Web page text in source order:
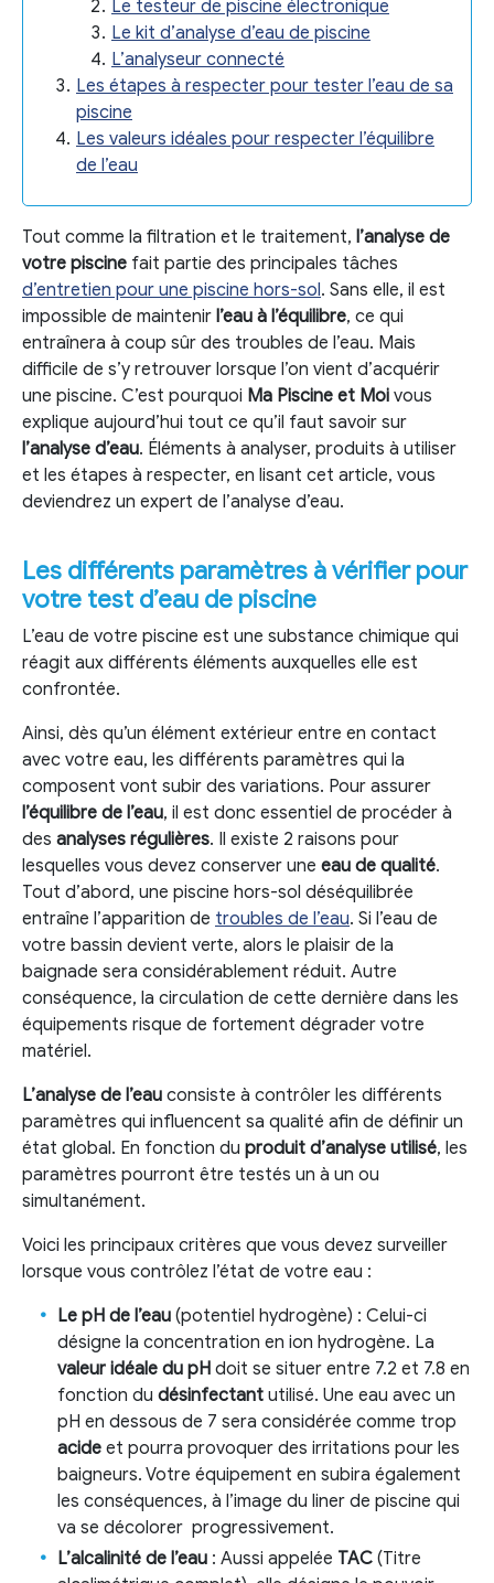
Le testeur de piscine électronique
Le kit d’analyse d’eau de piscine
L’analyseur connecté
Les étapes à respecter pour tester l’eau de sa
piscine
Les valeurs idéales pour respecter l’équilibre
de l’eau
Tout comme la filtration et le traitement, l’analyse de
votre piscine fait partie des principales tâches
d’entretien pour une piscine hors-sol. Sans elle, il est
impossible de maintenir l’eau à l’équilibre, ce qui
entraînera à coup sûr des troubles de l’eau. Mais
difficile de s’y retrouver lorsque l’on vient d’acquérir
une piscine. C’est pourquoi Ma Piscine et Moi vous
explique aujourd’hui tout ce qu’il faut savoir sur
l’analyse d’eau. Éléments à analyser, produits à utiliser
et les étapes à respecter, en lisant cet article, vous
deviendrez un expert de l’analyse d’eau.
Les différents paramètres à vérifier pour
votre test d’eau de piscine
L’eau de votre piscine est une substance chimique qui
réagit aux différents éléments auxquelles elle est
confrontée.
Ainsi, dès qu’un élément extérieur entre en contact
avec votre eau, les différents paramètres qui la
composent vont subir des variations. Pour assurer
l’équilibre de l’eau, il est donc essentiel de procéder à
des analyses régulières. Il existe 2 raisons pour
lesquelles vous devez conserver une eau de qualité.
Tout d’abord, une piscine hors-sol déséquilibrée
entraîne l’apparition de troubles de l’eau. Si l’eau de
votre bassin devient verte, alors le plaisir de la
baignade sera considérablement réduit. Autre
conséquence, la circulation de cette dernière dans les
équipements risque de fortement dégrader votre
matériel.
L’analyse de l’eau consiste à contrôler les différents
paramètres qui influencent sa qualité afin de définir un
état global. En fonction du produit d’analyse utilisé, les
paramètres pourront être testés un à un ou
simultanément.
Voici les principaux critères que vous devez surveiller
lorsque vous contrôlez l’état de votre eau :
Le pH de l’eau (potentiel hydrogène) : Celui-ci
désigne la concentration en ion hydrogène. La
valeur idéale du pH doit se situer entre 7.2 et 7.8 en
fonction du désinfectant utilisé. Une eau avec un
pH en dessous de 7 sera considérée comme trop
acide et pourra provoquer des irritations pour les
baigneurs. Votre équipement en subira également
les conséquences, à l’image du liner de piscine qui
va se décolorer progressivement.
L’alcalinité de l’eau : Aussi appelée TAC (Titre